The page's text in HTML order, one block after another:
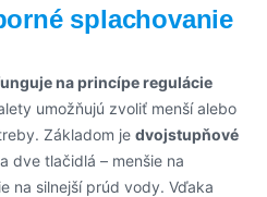
splachovanie
na princípe regulácie
umožňujú zvoliť menší alebo
Základom jedvojstupňové
dve tlačidlá – menšie na
na silnejší prúd vody. Vďaka